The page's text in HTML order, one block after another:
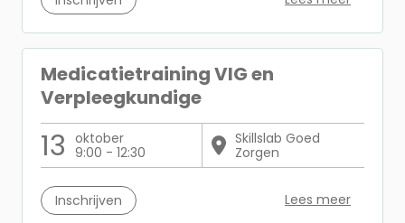
Medicatietraining VIG en
Verpleegkundige
13 oktober
9:00 - 12:30
Skillslab Goed
Zorgen
Inschrijven Lees meer